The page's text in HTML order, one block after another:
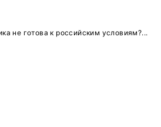
не готова к российским условиям?...